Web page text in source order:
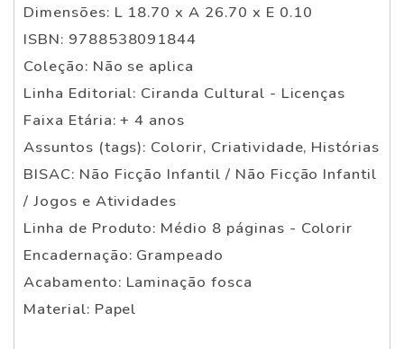
Dimensões: L 18.70 x A 26.70 x E 0.10
ISBN: 9788538091844
Coleção: Não se aplica
Linha Editorial: Ciranda Cultural - Licenças
Faixa Etária: + 4 anos
Assuntos (tags): Colorir, Criatividade, Histórias
BISAC: Não Ficção Infantil / Não Ficção Infantil
/ Jogos e Atividades
Linha de Produto: Médio 8 páginas - Colorir
Encadernação: Grampeado
Acabamento: Laminação fosca
Material: Papel